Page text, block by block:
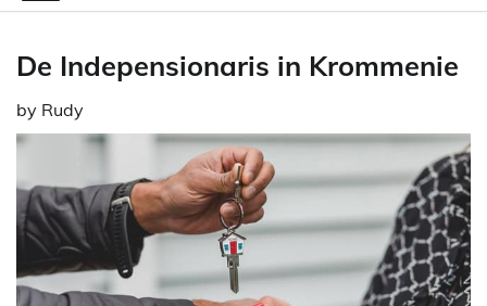
De Indepensionaris in Krommenie
by Rudy